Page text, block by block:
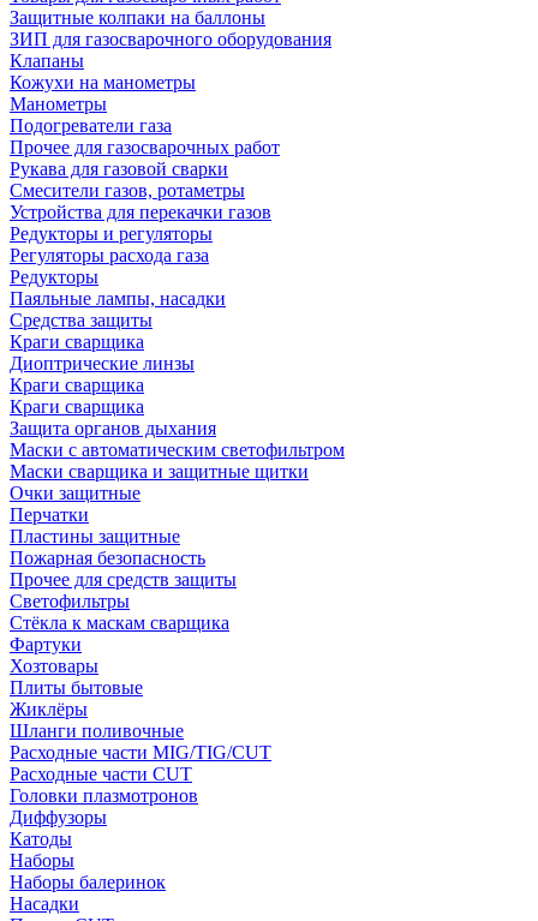
Защитные колпаки на баллоны
ЗИП для газосварочного оборудования
Клапаны
Кожухи на манометры
Манометры
Подогреватели газа
Прочее для газосварочных работ
Рукава для газовой сварки
Смесители газов, ротаметры
Устройства для перекачки газов
Редукторы и регуляторы
Регуляторы расхода газа
Редукторы
Паяльные лампы, насадки
Средства защиты
Краги сварщика
Диоптрические линзы
Краги сварщика
Краги сварщика
Защита органов дыхания
Маски с автоматическим светофильтром
Маски сварщика и защитные щитки
Очки защитные
Перчатки
Пластины защитные
Пожарная безопасность
Прочее для средств защиты
Светофильтры
Стёкла к маскам сварщика
Фартуки
Хозтовары
Плиты бытовые
Жиклёры
Шланги поливочные
Расходные части MIG/TIG/CUT
Расходные части CUT
Головки плазмотронов
Диффузоры
Катоды
Наборы
Наборы балеринок
Насадки